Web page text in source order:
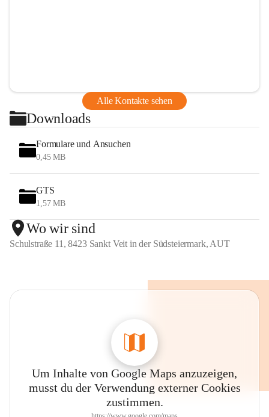
Alle Kontakte sehen
Downloads
Formulare und Ansuchen
0,45 MB
GTS
1,57 MB
Wo wir sind
Schulstraße 11, 8423 Sankt Veit in der Südsteiermark, AUT
Um Inhalte von Google Maps anzuzeigen,
musst du der Verwendung externer Cookies
zustimmen.